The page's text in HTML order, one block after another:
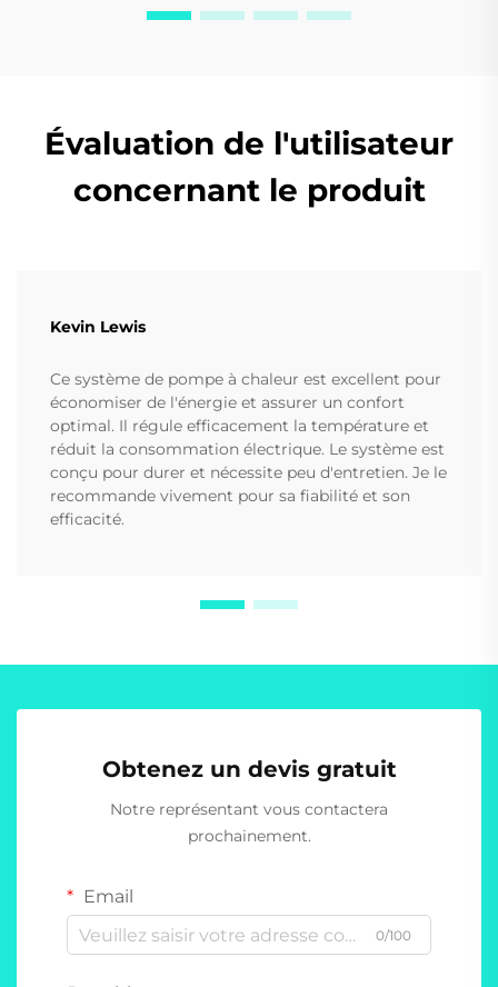
Évaluation de l'utilisateur
concernant le produit
Kevin Lewis
Ce système de pompe à chaleur est excellent pour
économiser de l'énergie et assurer un confort
optimal. Il régule efficacement la température et
réduit la consommation électrique. Le système est
conçu pour durer et nécessite peu d'entretien. Je le
recommande vivement pour sa fiabilité et son
efficacité.
Obtenez un devis gratuit
Notre représentant vous contactera
prochainement.
Email
0/100